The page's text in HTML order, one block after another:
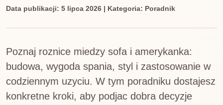
Data publikacji: 5 lipca 2026 | Kategoria: Poradnik
Poznaj roznice miedzy sofa i amerykanka:
budowa, wygoda spania, styl i zastosowanie w
codziennym uzyciu. W tym poradniku dostajesz
konkretne kroki, aby podjac dobra decyzje